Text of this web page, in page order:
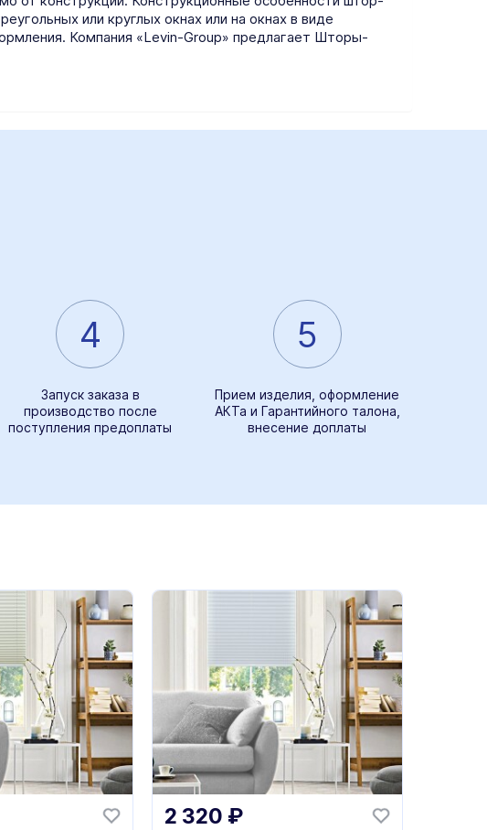
или круглых окнах или на окнах в виде
Компания «Levin-Group» предлагает Шторы-
4
Запуск заказа в
производство после
поступления предоплаты
5
Прием изделия, оформление
АКТа и Гарантийного талона,
внесение доплаты
2 320 ₽